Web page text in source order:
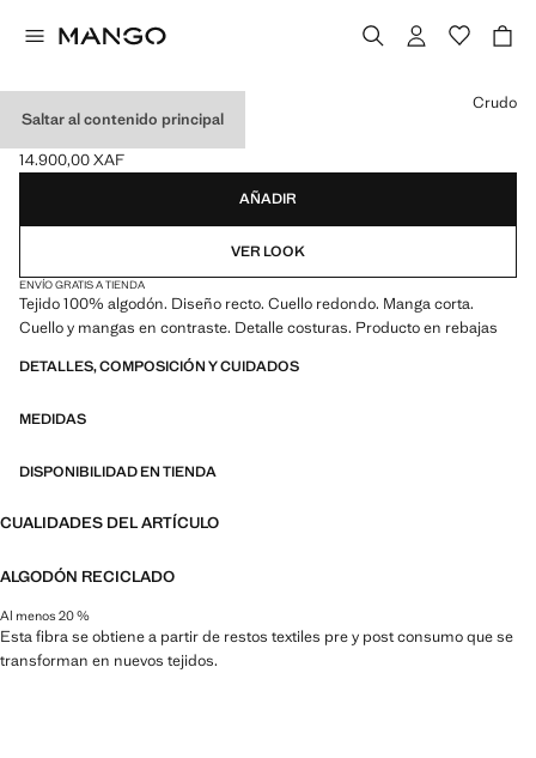
Saltar al contenido principal
TOP DETALLE COSTURA
Precio actual [14.900,00 XAF ]
14.900,00 XAF
Selecciona un color
Crudo
AÑADIR
VER LOOK
ENVÍO GRATIS A TIENDA
Tejido 100% algodón. Diseño recto. Cuello redondo. Manga corta.
Cuello y mangas en contraste. Detalle costuras. Producto en rebajas
DETALLES, COMPOSICIÓN Y CUIDADOS
MEDIDAS
DISPONIBILIDAD EN TIENDA
CUALIDADES DEL ARTÍCULO
ALGODÓN RECICLADO
Al menos 20 %
Esta fibra se obtiene a partir de restos textiles pre y post consumo que se
transforman en nuevos tejidos.